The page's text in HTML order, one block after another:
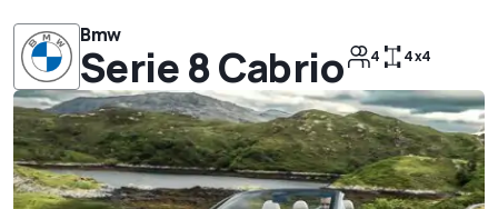
Bmw
Serie 8 Cabrio 4 4x4